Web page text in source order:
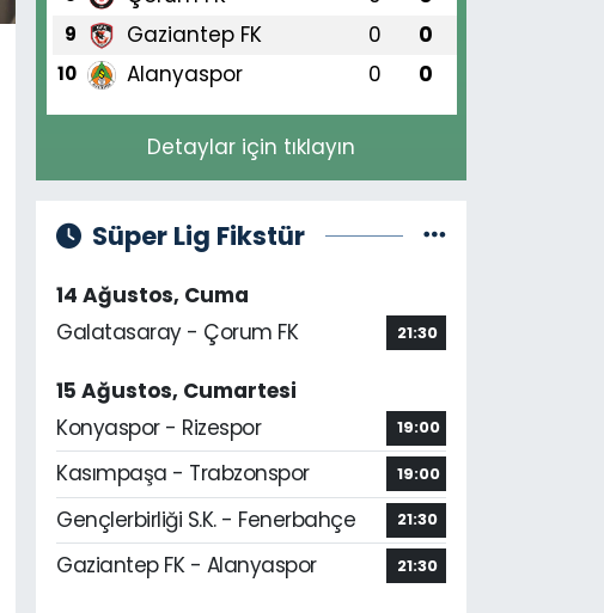
9 Gaziantep FK 0 0
10 Alanyaspor 0 0
Detaylar için tıklayın
Süper Lig Fikstür
14 Ağustos, Cuma
Galatasaray - Çorum FK
21:30
15 Ağustos, Cumartesi
Konyaspor - Rizespor
19:00
Kasımpaşa - Trabzonspor 19:00
Gençlerbirliği S.K. - Fenerbahçe 21:30
Gaziantep FK - Alanyaspor 21:30